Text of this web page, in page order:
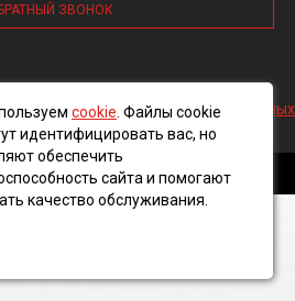
ЗВОНОК
и обработки персональных данных
кабельная компания, 2016 ©
cookie . Файлы cookie
идентифицировать вас, но
обеспечить
сайта и помогают
качество обслуживания.